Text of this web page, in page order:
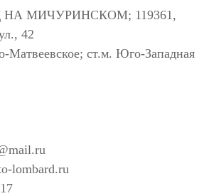
МИЧУРИНСКОМ; 119361,
42
Матвеевское; ст.м. Юго-Западная
lombard.ru